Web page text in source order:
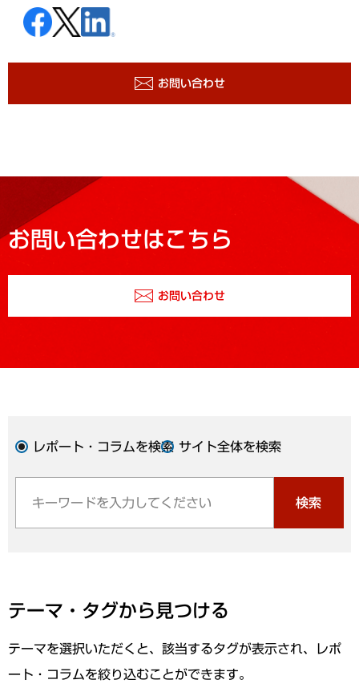
お問い合わせ
お問い合わせはこちら
お問い合わせ
レポート・コラムを検索 サイト全体を検索
検索
テーマ・タグから見つける
テーマを選択いただくと、該当するタグが表示され、レポ
ート・コラムを絞り込むことができます。